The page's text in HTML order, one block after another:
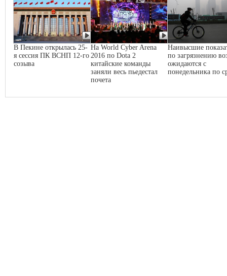
В Пекине открылась 25-
я сессия ПК ВСНП 12-го
созыва
На World Cyber Arena
2016 по Dota 2
китайские команды
заняли весь пьедестал
почета
Наивысшие
по загрязнению
ожидаются с
понедельника по